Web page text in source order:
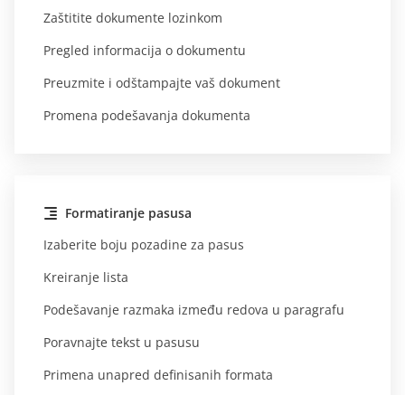
Zaštitite dokumente lozinkom
Pregled informacija o dokumentu
Preuzmite i odštampajte vaš dokument
Promena podešavanja dokumenta
Formatiranje pasusa
Izaberite boju pozadine za pasus
Kreiranje lista
Podešavanje razmaka između redova u paragrafu
Poravnajte tekst u pasusu
Primena unapred definisanih formata